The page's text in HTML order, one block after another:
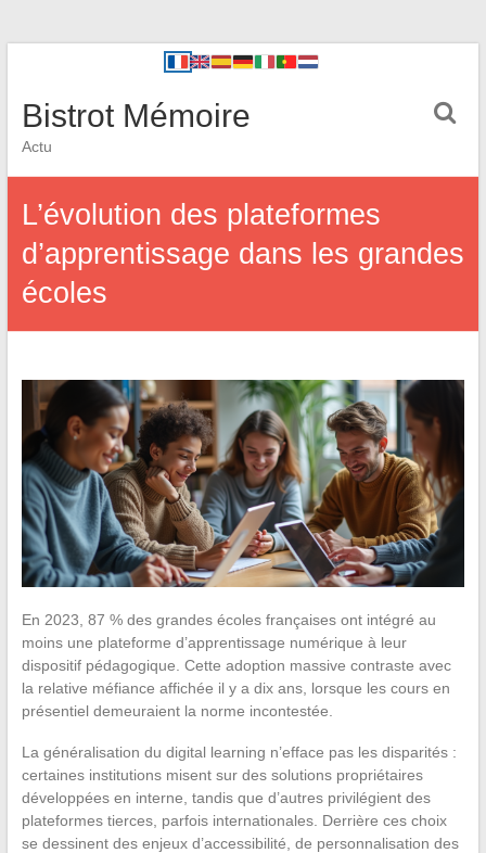
Bistrot Mémoire
Actu
L’évolution des plateformes
d’apprentissage dans les grandes
écoles
En 2023, 87 % des grandes écoles françaises ont intégré au
moins une plateforme d’apprentissage numérique à leur
dispositif pédagogique. Cette adoption massive contraste avec
la relative méfiance affichée il y a dix ans, lorsque les cours en
présentiel demeuraient la norme incontestée.
La généralisation du digital learning n’efface pas les disparités :
certaines institutions misent sur des solutions propriétaires
développées en interne, tandis que d’autres privilégient des
plateformes tierces, parfois internationales. Derrière ces choix
se dessinent des enjeux d’accessibilité, de personnalisation des